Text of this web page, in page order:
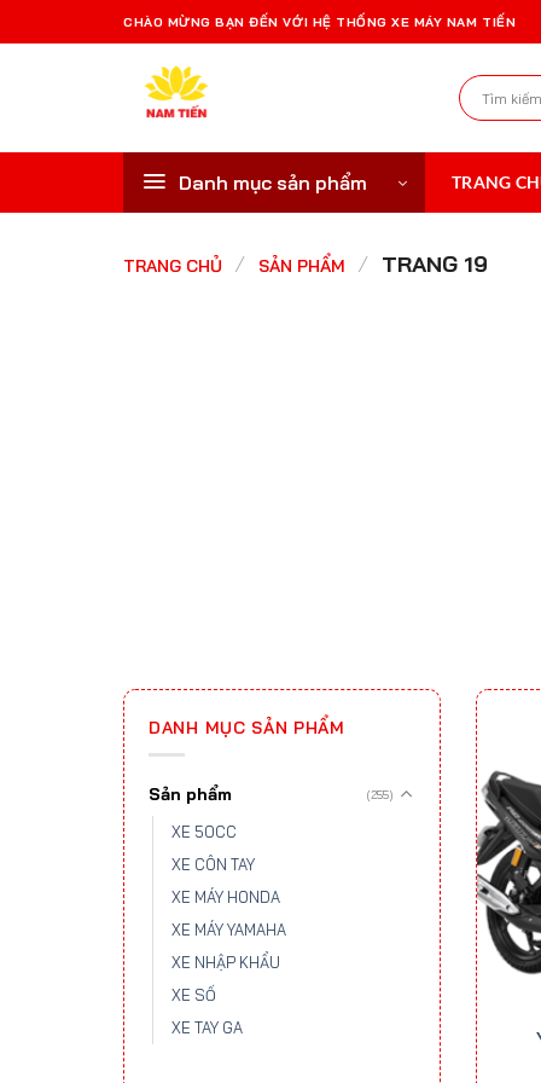
qua
CHÀO MỪNG BẠN ĐẾN VỚI HỆ THỐNG XE MÁY NAM TIẾN
Tìm
kiếm:
Danh mục sản phẩm TRANG
TRANG CHỦ / SẢN PHẨM / TRANG 19
DANH MỤC SẢN PHẨM
Sản phẩm (255)
XE 50CC
XE CÔN TAY
XE MÁY HONDA
XE MÁY YAMAHA
XE NHẬP KHẨU
XE SỐ
XE TAY GA